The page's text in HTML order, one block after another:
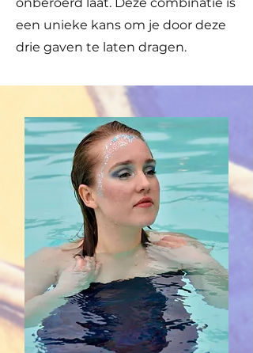
een unieke kans om je door deze
drie gaven te laten dragen.